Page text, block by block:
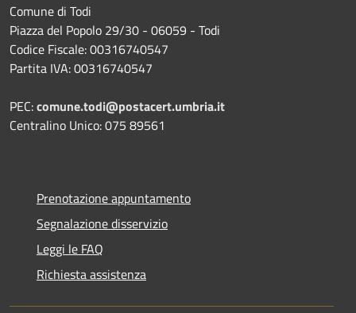
Comune di Todi
Piazza del Popolo 29/30 - 06059 - Todi
Codice Fiscale: 00316740547
Partita IVA: 00316740547
PEC:comune.todi@postacert.umbria.it
Centralino Unico: 075 89561
Prenotazione appuntamento
Segnalazione disservizio
Leggi le FAQ
Richiesta assistenza